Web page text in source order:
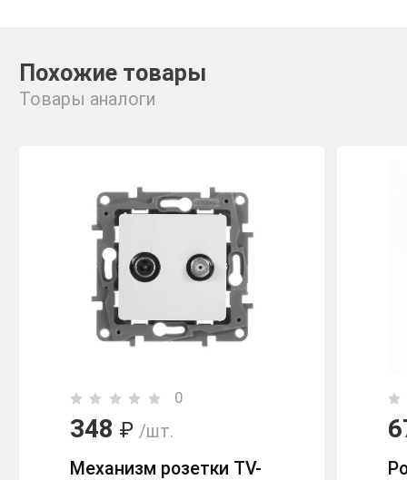
Похожие товары
Товары аналоги
0
348 ₽ /шт.
Механизм розетки TV-